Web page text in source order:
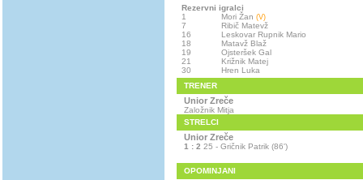
Rezervni igralci
1
Mori Žan (V)
7
Ribič Matevž
16
Leskovar Rupnik Mario
18
Matavž Blaž
19
Ojsteršek Gal
21
Križnik Matej
30
Hren Luka
TRENER
Unior Zreče
Založnik Mitja
STRELCI
Unior Zreče
1 : 2 25 - Gričnik Patrik (86')
OPOMINJANI